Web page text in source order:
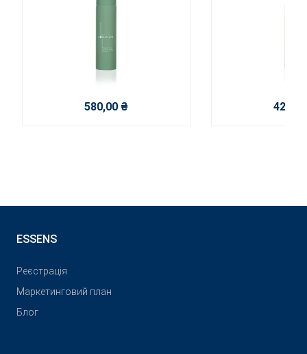
580,00 ₴
ESSENS
Реєстрація
Маркетинговий план
Блог